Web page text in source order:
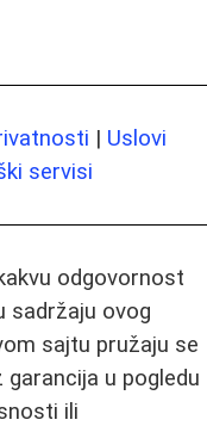
| Uslovi
servisi
odgovornost
sadržaju ovog
sajtu pružaju se
garancija u pogledu
ili